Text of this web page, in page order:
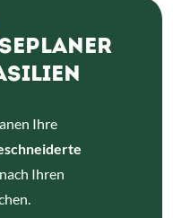
Ihre
nach Ihren